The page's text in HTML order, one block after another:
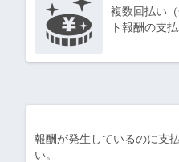
複数回払い
ト報酬の支
報酬が発生しているのに支
い。